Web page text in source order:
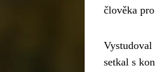
člověka
setkal s